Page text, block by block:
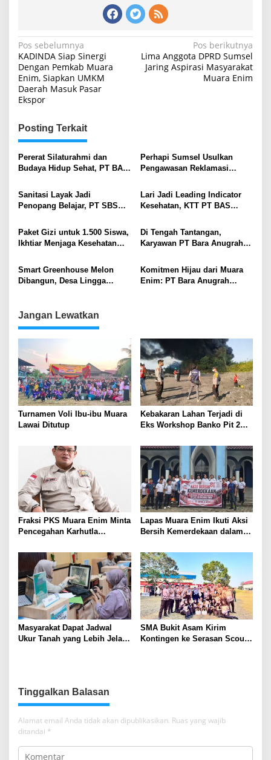
Navigasi
pos
Pos sebelumnya
KADINDA Siap Sinergi
Dengan Pemkab Muara
Enim, Siapkan UMKM
Daerah Masuk Pasar
Ekspor
Pos berikutnya
Lima Anggota DPRD Sumsel
Jaring Aspirasi Masyarakat
Muara Enim
Posting Terkait
Pererat Silaturahmi dan
Budaya Hidup Sehat, PT BAS
Karang Asam Senam
Bersama
Perhapi Sumsel Usulkan
Pengawasan Reklamasi
Sanitasi Layak Jadi
Penopang Belajar, PT SBS
Xaverius Emmanuel
Lari Jadi Leading Indicator
Kesehatan, KTT PT BAS
Kompetensi ESDM
Paket Gizi untuk 1.500 Siswa,
Ikhtiar Menjaga Kesehatan
Di Tengah Tantangan,
Karyawan PT Bara Anugrah
Lewat “Never Lose Hope
Run”
Smart Greenhouse Melon
Dibangun, Desa Lingga
Komitmen Hijau dari Muara
Enim: PT Bara Anugrah
Jangan Lewatkan
Turnamen Voli Ibu-ibu Muara
Lawai Ditutup
Kebakaran Lahan Terjadi di
Eks Workshop Banko Pit 2
Fraksi PKS Muara Enim Minta
Pencegahan Karhutla
Lapas Muara Enim Ikuti Aksi
Bersih Kemerdekaan dalam
Indonesia
Masyarakat Dapat Jadwal
Ukur Tanah yang Lebih Jelas
SMA Bukit Asam Kirim
Kontingen ke Serasan Scout
Tinggalkan Balasan
Alamat email Anda tidak akan dipublikasikan. Ruas yang wajib
ditandai *